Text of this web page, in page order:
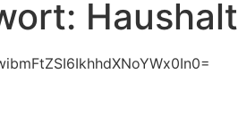
Haushalt